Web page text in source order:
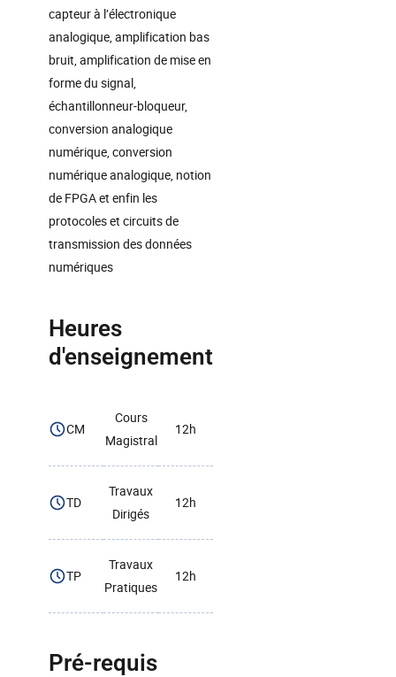
capteur à l’électronique
analogique, amplification bas
bruit, amplification de mise en
forme du signal,
échantillonneur-bloqueur,
conversion analogique
numérique, conversion
numérique analogique, notion
de FPGA et enfin les
protocoles et circuits de
transmission des données
numériques
Heures
d'enseignement
CM
Cours
Magistral
12h
TD
Travaux
Dirigés
12h
TP
Travaux
Pratiques
12h
Pré-requis